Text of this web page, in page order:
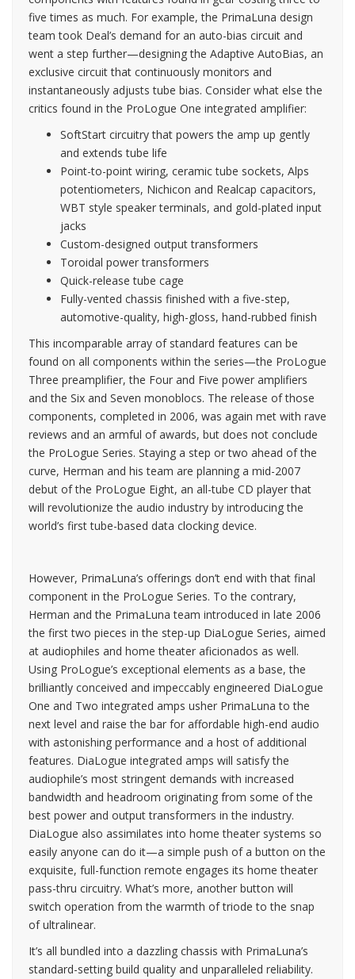
five times as much. For example, the PrimaLuna design
team took Deal’s demand for an auto-bias circuit and
went a step further—designing the Adaptive AutoBias, an
exclusive circuit that continuously monitors and
instantaneously adjusts tube bias. Consider what else the
critics found in the ProLogue One integrated amplifier:
SoftStart circuitry that powers the amp up gently
and extends tube life
Point-to-point wiring, ceramic tube sockets, Alps
potentiometers, Nichicon and Realcap capacitors,
WBT style speaker terminals, and gold-plated input
jacks
Custom-designed output transformers
Toroidal power transformers
Quick-release tube cage
Fully-vented chassis finished with a five-step,
automotive-quality, high-gloss, hand-rubbed finish
This incomparable array of standard features can be
found on all components within the series—the ProLogue
Three preamplifier, the Four and Five power amplifiers
and the Six and Seven monoblocs. The release of those
components, completed in 2006, was again met with rave
reviews and an armful of awards, but does not conclude
the ProLogue Series. Staying a step or two ahead of the
curve, Herman and his team are planning a mid-2007
debut of the ProLogue Eight, an all-tube CD player that
will revolutionize the audio industry by introducing the
world’s first tube-based data clocking device.
However, PrimaLuna’s offerings don’t end with that final
component in the ProLogue Series. To the contrary,
Herman and the PrimaLuna team introduced in late 2006
the first two pieces in the step-up DiaLogue Series, aimed
at audiophiles and home theater aficionados as well.
Using ProLogue’s exceptional elements as a base, the
brilliantly conceived and impeccably engineered DiaLogue
One and Two integrated amps usher PrimaLuna to the
next level and raise the bar for affordable high-end audio
with astonishing performance and a host of additional
features. DiaLogue integrated amps will satisfy the
audiophile’s most stringent demands with increased
bandwidth and headroom originating from some of the
best power and output transformers in the industry.
DiaLogue also assimilates into home theater systems so
easily anyone can do it—a simple push of a button on the
exquisite, full-function remote engages its home theater
pass-thru circuitry. What’s more, another button will
switch operation from the warmth of triode to the snap
of ultralinear.
It’s all bundled into a dazzling chassis with PrimaLuna’s
standard-setting build quality and unparalleled reliability.